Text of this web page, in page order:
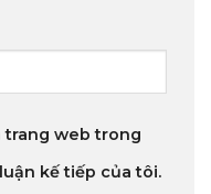
trang web trong
kế tiếp của tôi.